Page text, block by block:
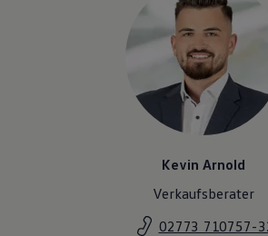
Kevin Arnold
Verkaufsberater
02773 710757-